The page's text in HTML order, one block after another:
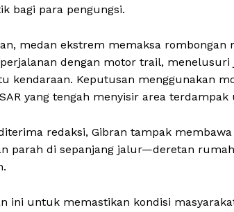
bagi para pengungsi.
medan ekstrem memaksa rombongan
dengan motor trail,
kendaraan. Keputusan menggunakan
yang tengah menyisir area
redaksi, Gibran tampak
parah di sepanjang jalur—deretan
ini untuk memastikan kondisi